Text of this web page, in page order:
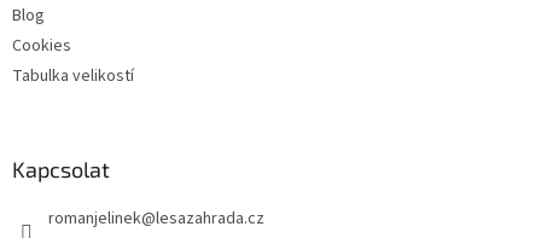
Blog
Cookies
Tabulka velikostí
Kapcsolat
romanjelinek@lesazahrada.cz